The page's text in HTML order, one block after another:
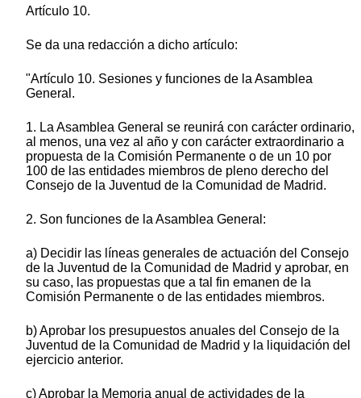
Artículo 10.
Se da una redacción a dicho artículo:
"Artículo 10. Sesiones y funciones de la Asamblea
General.
1. La Asamblea General se reunirá con carácter ordinario,
al menos, una vez al año y con carácter extraordinario a
propuesta de la Comisión Permanente o de un 10 por
100 de las entidades miembros de pleno derecho del
Consejo de la Juventud de la Comunidad de Madrid.
2. Son funciones de la Asamblea General:
a) Decidir las líneas generales de actuación del Consejo
de la Juventud de la Comunidad de Madrid y aprobar, en
su caso, las propuestas que a tal fin emanen de la
Comisión Permanente o de las entidades miembros.
b) Aprobar los presupuestos anuales del Consejo de la
Juventud de la Comunidad de Madrid y la liquidación del
ejercicio anterior.
c) Aprobar la Memoria anual de actividades de la